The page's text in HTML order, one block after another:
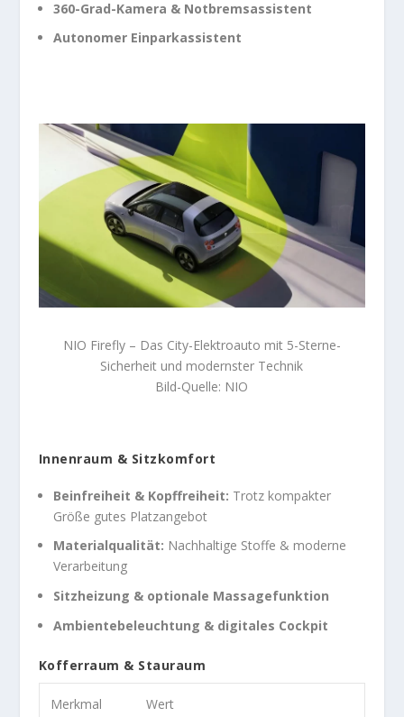
360-Grad-Kamera & Notbremsassistent
Autonomer Einparkassistent
NIO Firefly – Das City-Elektroauto mit 5-Sterne-
Sicherheit und modernster Technik
Bild-Quelle: NIO
Innenraum & Sitzkomfort
Beinfreiheit & Kopffreiheit: Trotz kompakter
Größe gutes Platzangebot
Materialqualität: Nachhaltige Stoffe & moderne
Verarbeitung
Sitzheizung & optionale Massagefunktion
Ambientebeleuchtung & digitales Cockpit
Kofferraum & Stauraum
Merkmal Wert